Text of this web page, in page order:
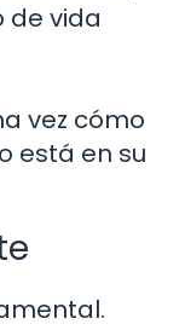
de vida
vez cómo
está en su